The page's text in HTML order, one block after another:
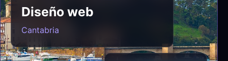
Diseño web
Cantabria